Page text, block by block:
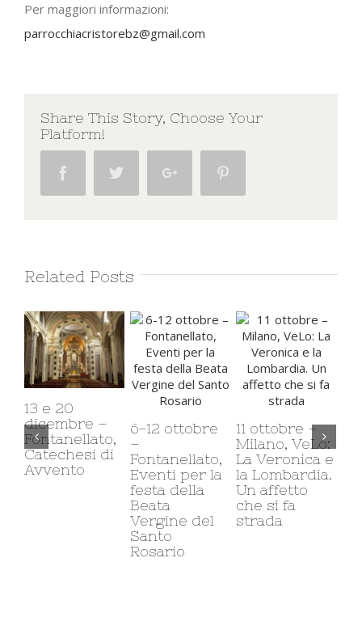
Per maggiori informazioni:
parrocchiacristorebz@gmail.com
Share This Story, Choose Your
Platform!
Facebook Twitter Google+
Related Posts
13 e 20
dicembre –
Fontanellato,
Catechesi di
Avvento
6-12 ottobre
–
Fontanellato,
Eventi per la
festa della
Beata
Vergine del
Santo
Rosario
11 ottobre –
Milano, VeLo:
La Veronica e
la Lombardia.
Un affetto
che si fa
strada